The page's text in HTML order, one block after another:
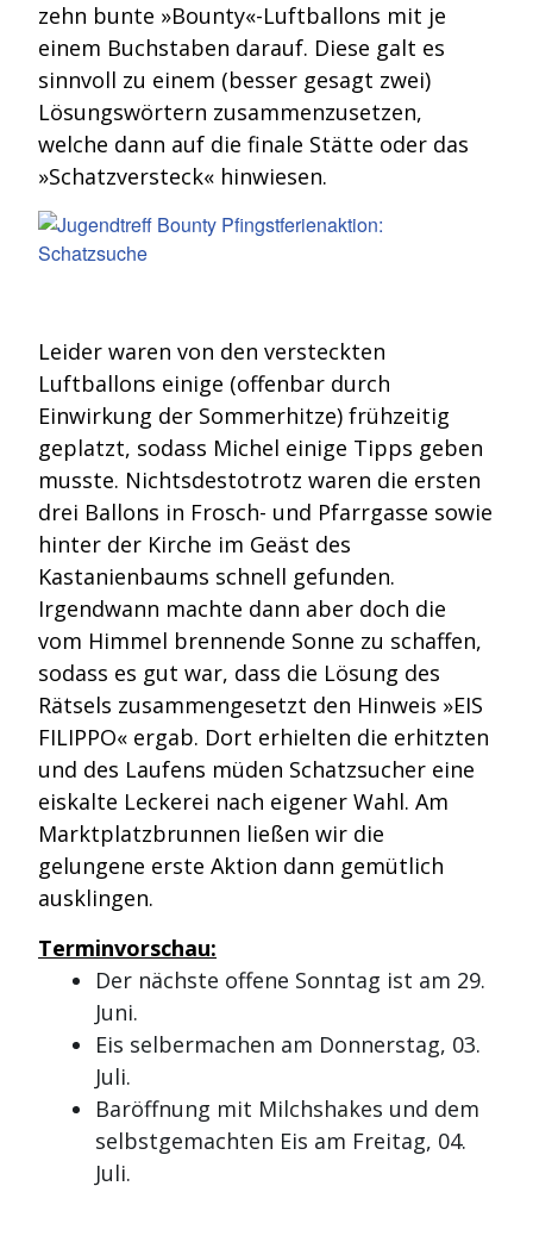
zehn bunte »Bounty«-Luftballons mit je
einem Buchstaben darauf. Diese galt es
sinnvoll zu einem (besser gesagt zwei)
Lösungswörtern zusammenzusetzen,
welche dann auf die finale Stätte oder das
»Schatzversteck« hinwiesen.
Leider waren von den versteckten
Luftballons einige (offenbar durch
Einwirkung der Sommerhitze) frühzeitig
geplatzt, sodass Michel einige Tipps geben
musste. Nichtsdestotrotz waren die ersten
drei Ballons in Frosch- und Pfarrgasse sowie
hinter der Kirche im Geäst des
Kastanienbaums schnell gefunden.
Irgendwann machte dann aber doch die
vom Himmel brennende Sonne zu schaffen,
sodass es gut war, dass die Lösung des
Rätsels zusammengesetzt den Hinweis »EIS
FILIPPO« ergab. Dort erhielten die erhitzten
und des Laufens müden Schatzsucher eine
eiskalte Leckerei nach eigener Wahl. Am
Marktplatzbrunnen ließen wir die
gelungene erste Aktion dann gemütlich
ausklingen.
Terminvorschau:
Der nächste offene Sonntag ist am 29.
Juni.
Eis selbermachen am Donnerstag, 03.
Juli.
Baröffnung mit Milchshakes und dem
selbstgemachten Eis am Freitag, 04.
Juli.